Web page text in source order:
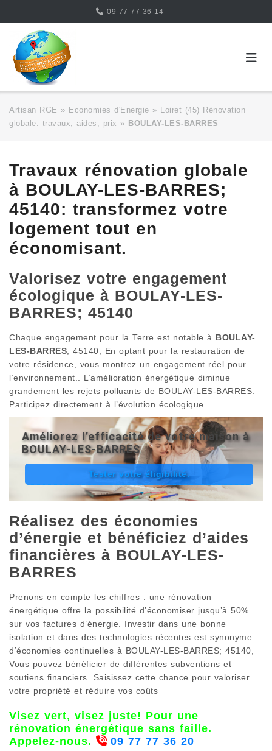
content
09 77 77 36 14
Artisan RGE » Economies d'Energie »
Loiret (45) Rénovation
globale: travaux, aides, prix » BOULAY-LES-BARRES
Travaux rénovation globale
à BOULAY-LES-BARRES;
45140: transformez votre
logement tout en
économisant.
Valorisez votre engagement
écologique à BOULAY-LES-
BARRES; 45140
Chaque engagement pour la Terre est notable à BOULAY-
LES-BARRES; 45140, En optant pour la restauration de
votre résidence, vous montrez un engagement réel pour
l’environnement.. L’amélioration énergétique diminue
grandement les rejets polluants de BOULAY-LES-BARRES.
Participez directement à l’évolution écologique.
Améliorez l’efficacité de votre maison à
BOULAY-LES-BARRES
Tester votre éligibilité.
Réalisez des économies
d’énergie et bénéficiez d’aides
financières à BOULAY-LES-
BARRES
Prenons en compte les chiffres : une rénovation
énergétique offre la possibilité d’économiser jusqu’à 50%
sur vos factures d’énergie. Investir dans une bonne
isolation et dans des technologies récentes est synonyme
d’économies continuelles à BOULAY-LES-BARRES; 45140,
Vous pouvez bénéficier de différentes subventions et
soutiens financiers. Saisissez cette chance pour valoriser
votre propriété et réduire vos coûts
Visez vert, visez juste! Pour une
rénovation énergétique sans faille.
Appelez-nous.
09 77 77 36 20